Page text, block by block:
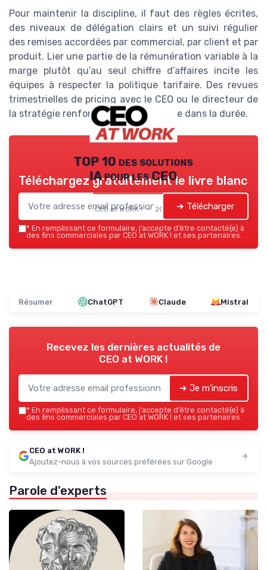
Pour maintenir la discipline, il faut des règles écrites,
des niveaux de délégation clairs et un suivi régulier
des remises accordées par commercial, par client et par
produit. Lier une partie de la rémunération variable à la
marge plutôt qu’au seul chiffre d’affaires incite les
équipes à respecter la politique tarifaire. Des revues
trimestrielles de pricing avec le CEO ou le directeur de
la stratégie renforcent cette exigence dans la durée.
TOP 10 des solutions
IA pour les CEO
CEO at WORK ! — 2026
Téléchargez gratuitement le livre blanc
➔ Télécharger
* En remplissant ce formulaire, j’accepte d’être contacté(e) à
des fins commerciales par CEO at WORK ! et ses partenaires.
Résumer ChatGPT Claude Mistral
Recevez les dernières actualités de
CEO at WORK !
➔ Je m'inscris
* En remplissant ce formulaire, j’accepte d’être contacté(e) à
des fins commerciales par CEO at WORK ! et ses partenaires.
CEO at WORK !
Ajoutez-nous à vos sources préférées sur Google
Parole d'experts